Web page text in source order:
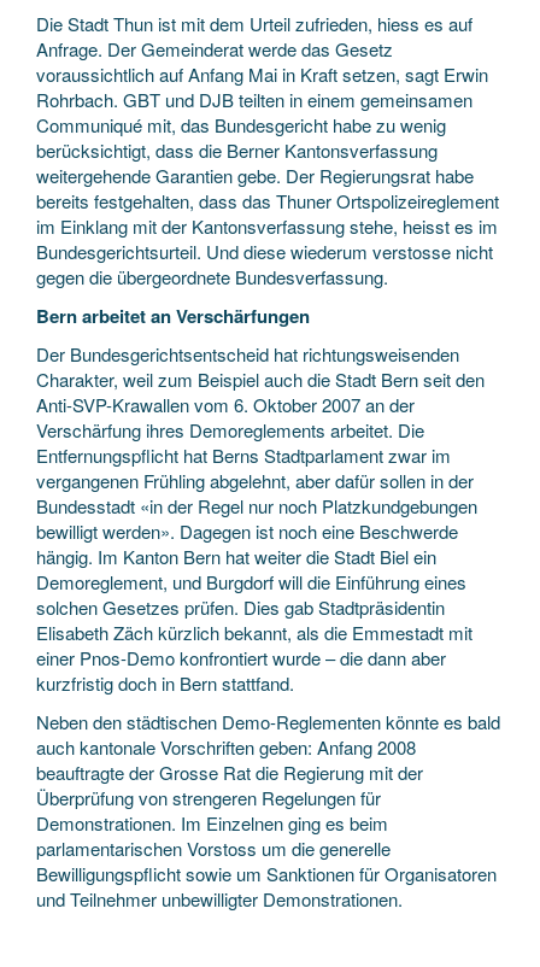
Die Stadt Thun ist mit dem Urteil zufrieden, hiess es auf
Anfrage. Der Gemeinderat werde das Gesetz
voraussichtlich auf Anfang Mai in Kraft setzen, sagt Erwin
Rohrbach. GBT und DJB teilten in einem gemeinsamen
Communiqué mit, das Bundesgericht habe zu wenig
berücksichtigt, dass die Berner Kantonsverfassung
weitergehende Garantien gebe. Der Regierungsrat habe
bereits festgehalten, dass das Thuner Ortspolizeireglement
im Einklang mit der Kantonsverfassung stehe, heisst es im
Bundesgerichtsurteil. Und diese wiederum verstosse nicht
gegen die übergeordnete Bundesverfassung.
Bern arbeitet an Verschärfungen
Der Bundesgerichtsentscheid hat richtungsweisenden
Charakter, weil zum Beispiel auch die Stadt Bern seit den
Anti-SVP-Krawallen vom 6. Oktober 2007 an der
Verschärfung ihres Demoreglements arbeitet. Die
Entfernungspflicht hat Berns Stadtparlament zwar im
vergangenen Frühling abgelehnt, aber dafür sollen in der
Bundesstadt «in der Regel nur noch Platzkundgebungen
bewilligt werden». Dagegen ist noch eine Beschwerde
hängig. Im Kanton Bern hat weiter die Stadt Biel ein
Demoreglement, und Burgdorf will die Einführung eines
solchen Gesetzes prüfen. Dies gab Stadtpräsidentin
Elisabeth Zäch kürzlich bekannt, als die Emmestadt mit
einer Pnos-Demo konfrontiert wurde – die dann aber
kurzfristig doch in Bern stattfand.
Neben den städtischen Demo-Reglementen könnte es bald
auch kantonale Vorschriften geben: Anfang 2008
beauftragte der Grosse Rat die Regierung mit der
Überprüfung von strengeren Regelungen für
Demonstrationen. Im Einzelnen ging es beim
parlamentarischen Vorstoss um die generelle
Bewilligungspflicht sowie um Sanktionen für Organisatoren
und Teilnehmer unbewilligter Demonstrationen.